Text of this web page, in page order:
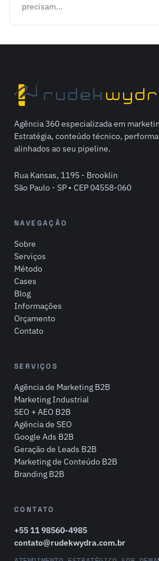
precisam...
Agência 360 especializada em
Estratégia, conteúdo técnico,
alinhados ao seu pipeline.
Rua Kansas, 1195 - Brooklin
São Paulo - SP • CEP 04558-060
NAVEGAÇÃO
Sobre
Serviços
Método
Cases
Blog
Informações
Orçamento
Contato
SERVIÇOS
Agência de Marketing B2B
Marketing Industrial
SEO + AEO B2B
Agência de SEO
Google Ads B2B
Geração de Leads B2B
Marketing de Conteúdo B2B
Branding B2B
CONTATO
+55 11 98560-4985
contato@rudekwydra.com.br